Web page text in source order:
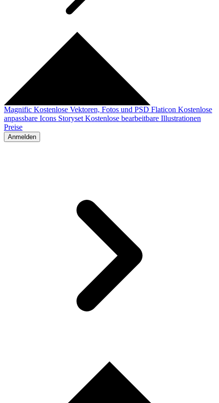
Magnific Kostenlose Vektoren, Fotos und PSD Flaticon Kostenlose
anpassbare Icons Storyset Kostenlose bearbeitbare Illustrationen
Preise
Anmelden